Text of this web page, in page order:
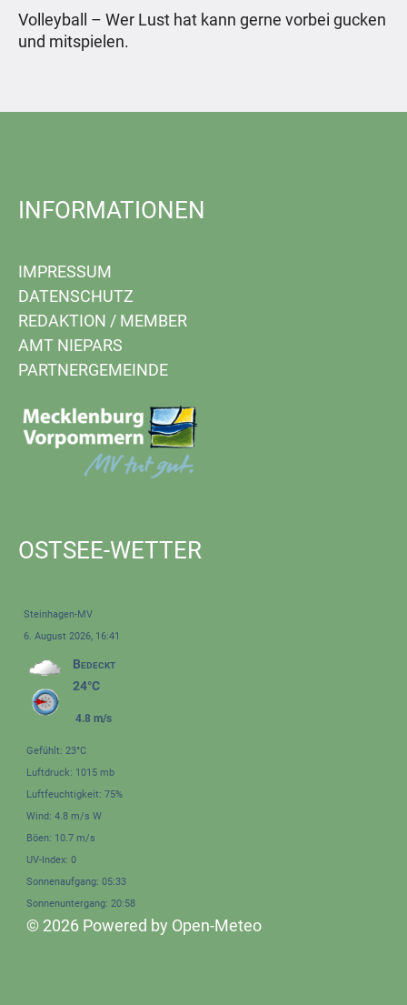
Volleyball – Wer Lust hat kann gerne vorbei gucken
und mitspielen.
INFORMATIONEN
IMPRESSUM
DATENSCHUTZ
REDAKTION / MEMBER
AMT NIEPARS
PARTNERGEMEINDE
OSTSEE-WETTER
Steinhagen-MV
6. August 2026, 16:41
Bedeckt
24°C
4.8 m/s
Gefühlt: 23°C
Luftdruck: 1015 mb
Luftfeuchtigkeit: 75%
Wind: 4.8 m/s W
Böen: 10.7 m/s
UV-Index: 0
Sonnenaufgang: 05:33
Sonnenuntergang: 20:58
© 2026 Powered by Open-Meteo